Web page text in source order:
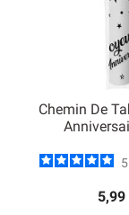
Chemin De
5
5,99